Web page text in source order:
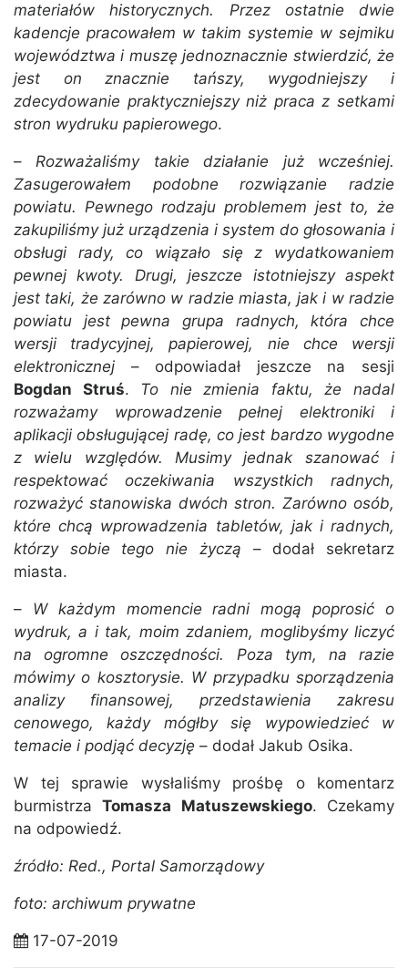
materiałów historycznych. Przez ostatnie dwie
kadencje pracowałem w takim systemie w sejmiku
województwa i muszę jednoznacznie stwierdzić, że
jest on znacznie tańszy, wygodniejszy i
zdecydowanie praktyczniejszy niż praca z setkami
stron wydruku papierowego.
–Rozważaliśmy takie działanie już wcześniej.
Zasugerowałem podobne rozwiązanie radzie
powiatu. Pewnego rodzaju problemem jest to, że
zakupiliśmy już urządzenia i system do głosowania i
obsługi rady, co wiązało się z wydatkowaniem
pewnej kwoty. Drugi, jeszcze istotniejszy aspekt
jest taki, że zarówno w radzie miasta, jak i w radzie
powiatu jest pewna grupa radnych, która chce
wersji tradycyjnej, papierowej, nie chce wersji
elektronicznej – odpowiadał jeszcze na sesji
Bogdan Struś. To nie zmienia faktu, że nadal
rozważamy wprowadzenie pełnej elektroniki i
aplikacji obsługującej radę, co jest bardzo wygodne
z wielu względów. Musimy jednak szanować i
respektować oczekiwania wszystkich radnych,
rozważyć stanowiska dwóch stron. Zarówno osób,
które chcą wprowadzenia tabletów, jak i radnych,
którzy sobie tego nie życzą – dodał sekretarz
miasta.
– W każdym momencie radni mogą poprosić o
wydruk, a i tak, moim zdaniem, moglibyśmy liczyć
na ogromne oszczędności. Poza tym, na razie
mówimy o kosztorysie. W przypadku sporządzenia
analizy finansowej, przedstawienia zakresu
cenowego, każdy mógłby się wypowiedzieć w
temacie i podjąć decyzję – dodał Jakub Osika.
W tej sprawie wysłaliśmy prośbę o komentarz
burmistrzaTomasza Matuszewskiego. Czekamy
na odpowiedź.
źródło: Red., Portal Samorządowy
foto: archiwum prywatne
17-07-2019